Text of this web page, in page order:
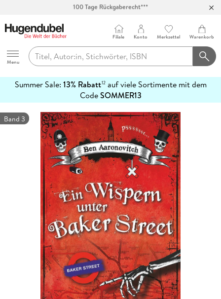
Abholung in über 100 Filialen
Hugendubel
Menu
Filiale Konto Merkzettel Warenkorb
Summer Sale: 13% Rabatt12auf viele Sortimente mit dem
CodeSOMMER13
erfahren
Band 3